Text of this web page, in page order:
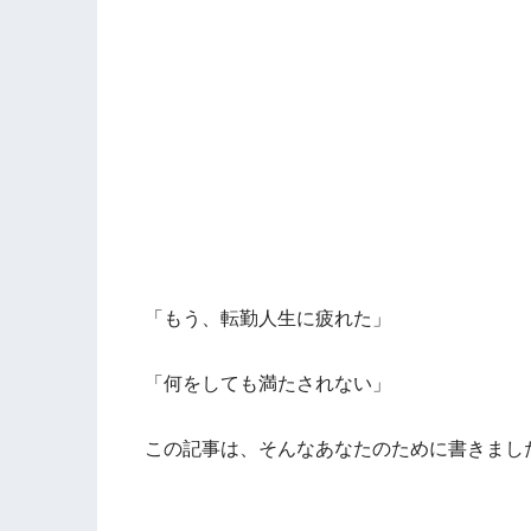
「もう、転勤人生に疲れた」
「何をしても満たされない」
この記事は、そんなあなたのために書きまし